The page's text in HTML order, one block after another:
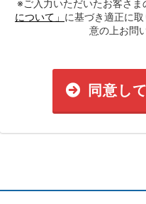
※ご入力いただいたお客さま
について」 に基づき適正に
意の上お問
同意し